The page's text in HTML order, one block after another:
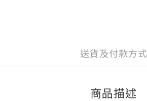
送貨及付款方式
商品描述